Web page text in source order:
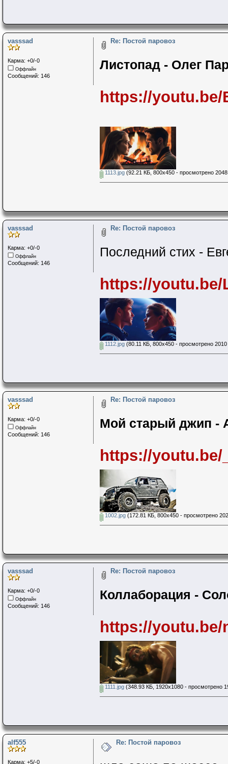
vasssad
Карма: +0/-0
Оффлайн
Сообщений: 146
Re: Постой паровоз
Листопад - Олег
https://youtu.be/
1113.jpg(92.21 КБ, 800x450 - просмотрено 2048
vasssad
Карма: +0/-0
Оффлайн
Сообщений: 146
Re: Постой паровоз
Последний стих -
https://youtu.be/
1112.jpg(80.11 КБ, 800x450 - просмотрено 2010
vasssad
Карма: +0/-0
Оффлайн
Сообщений: 146
Re: Постой паровоз
Мой старый джип -
https://youtu.be/
1002.jpg(172.81 КБ, 800x450 - просмотрено
vasssad
Карма: +0/-0
Оффлайн
Сообщений: 146
Re: Постой паровоз
Коллаборация -
https://youtu.be/
1111.jpg(348.93 КБ, 1920x1080 - просмотрено
alf555
Карма: +5/-0
Re: Постой паровоз